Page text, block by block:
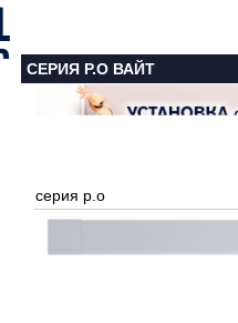
СЕРИЯ P.O ВАЙТ
серия p.o